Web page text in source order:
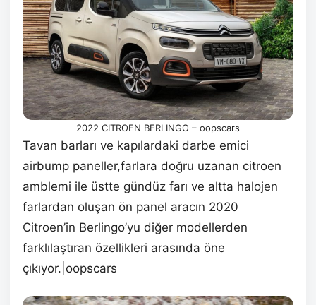
2022 CITROEN BERLINGO – oopscars
Tavan barları ve kapılardaki darbe emici
airbump paneller,farlara doğru uzanan citroen
amblemi ile üstte gündüz farı ve altta halojen
farlardan oluşan ön panel aracın 2020
Citroen’in Berlingo’yu diğer modellerden
farklılaştıran özellikleri arasında öne
çıkıyor.|oopscars